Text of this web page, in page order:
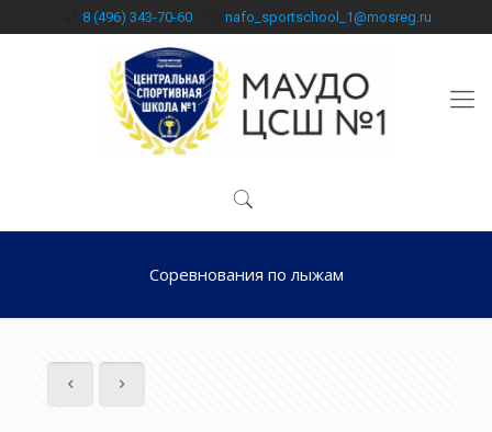
8 (496) 343-70-60 nafo_sportschool_1@mosreg.ru
Соревнования по лыжам